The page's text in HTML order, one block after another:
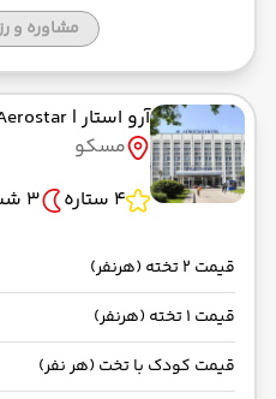
مشاوره و
آرو استار| Aerostar
مسکو
4 ستاره
3 شب
قیمت 2 تخته (هرنفر)
قیمت 1 تخته (هرنفر)
قیمت کودک با تخت (هر نفر)